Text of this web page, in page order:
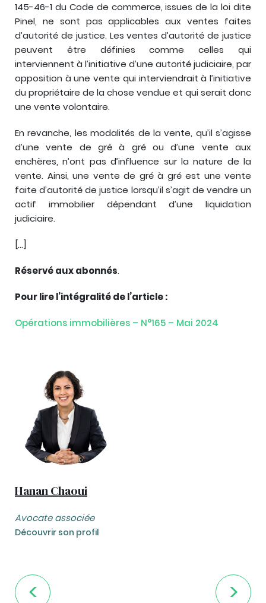
145-46-1 du Code de commerce, issues de la loi dite
Pinel, ne sont pas applicables aux ventes faites
d’autorité de justice. Les ventes d’autorité de justice
peuvent être définies comme celles qui
interviennent à l’initiative d’une autorité judiciaire, par
opposition à une vente qui interviendrait à l’initiative
du propriétaire de la chose vendue et qui serait donc
une vente volontaire.
En revanche, les modalités de la vente, qu’il s’agisse
d’une vente de gré à gré ou d’une vente aux
enchères, n’ont pas d’influence sur la nature de la
vente. Ainsi, une vente de gré à gré est une vente
faite d’autorité de justice lorsqu’il s’agit de vendre un
actif immobilier dépendant d’une liquidation
judiciaire.
[…]
Réservé aux abonnés.
Pour lire l’intégralité de l’article :
Opérations immobilières – N°165 – Mai 2024
Hanan Chaoui
Avocate associée
Découvrir son profil